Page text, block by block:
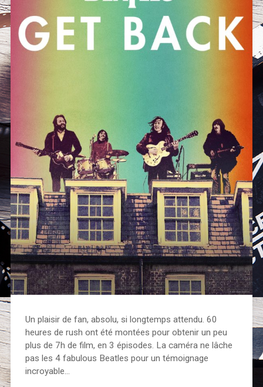
Un plaisir de fan, absolu, si longtemps attendu. 60
heures de rush ont été montées pour obtenir un peu
plus de 7h de film, en 3 épisodes. La caméra ne lâche
pas les 4 fabulous Beatles pour un témoignage
incroyable…